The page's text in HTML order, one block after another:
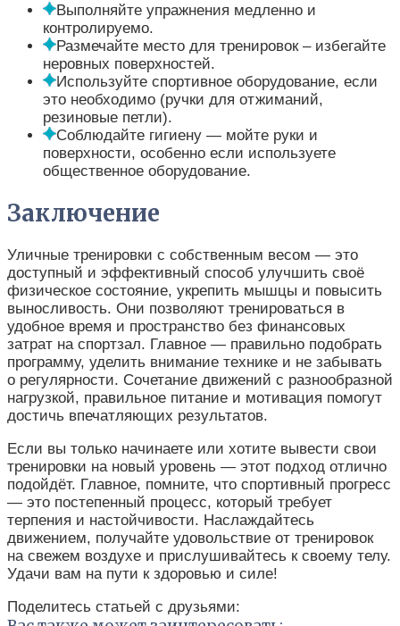
Выполняйте упражнения медленно и
контролируемо.
Размечайте место для тренировок – избегайте
неровных поверхностей.
Используйте спортивное оборудование, если
это необходимо (ручки для отжиманий,
резиновые петли).
Соблюдайте гигиену — мойте руки и
поверхности, особенно если используете
общественное оборудование.
Заключение
Уличные тренировки с собственным весом — это
доступный и эффективный способ улучшить своё
физическое состояние, укрепить мышцы и повысить
выносливость. Они позволяют тренироваться в
удобное время и пространство без финансовых
затрат на спортзал. Главное — правильно подобрать
программу, уделить внимание технике и не забывать
о регулярности. Сочетание движений с разнообразной
нагрузкой, правильное питание и мотивация помогут
достичь впечатляющих результатов.
Если вы только начинаете или хотите вывести свои
тренировки на новый уровень — этот подход отлично
подойдёт. Главное, помните, что спортивный прогресс
— это постепенный процесс, который требует
терпения и настойчивости. Наслаждайтесь
движением, получайте удовольствие от тренировок
на свежем воздухе и прислушивайтесь к своему телу.
Удачи вам на пути к здоровью и силе!
Поделитесь статьей с друзьями: